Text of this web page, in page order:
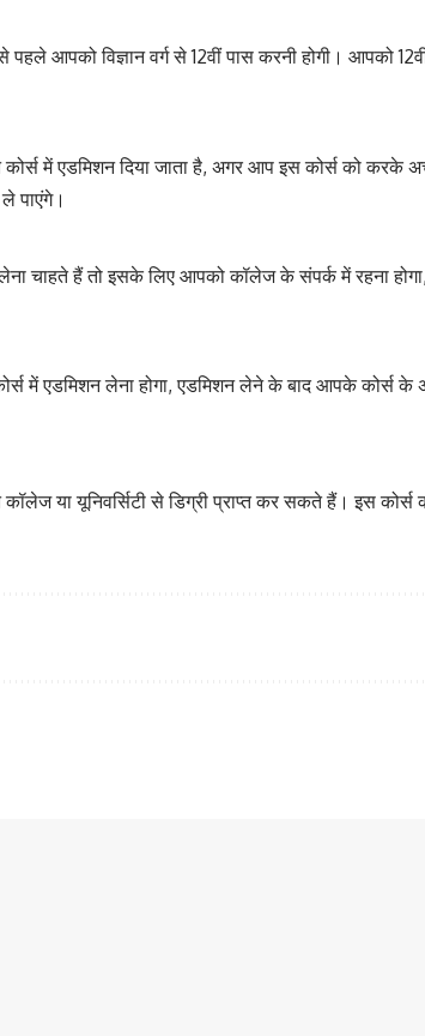
आपको विज्ञान वर्ग से 12वीं पास करनी होगी। आपको
में एडमिशन दिया जाता है, अगर आप इस कोर्स को करके
पाएंगे।
चाहते हैं तो इसके लिए आपको कॉलेज के संपर्क में रहना
में एडमिशन लेना होगा, एडमिशन लेने के बाद आपके कोर्स के
या यूनिवर्सिटी से डिग्री प्राप्त कर सकते हैं। इस कोर्स